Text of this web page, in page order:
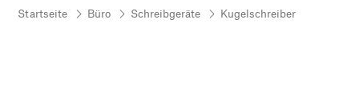
Startseite Büro Schreibgeräte Kugelschreiber